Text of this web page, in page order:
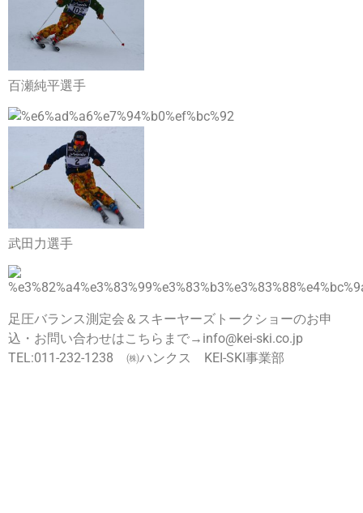
百瀬純平選手
武田力選手
足圧バランス測定会＆スキーヤーズトークショーのお申
込・お問い合わせはこちらまで→info@kei-ski.co.jp
TEL:011-232-1238 ㈱ハンクス KEI-SKI事業部